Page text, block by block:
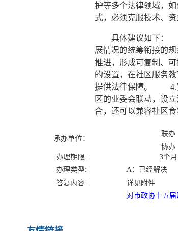
护等多个法律领域，
式，必须克服技术、
具体建议如下： 1.
展情况的统筹衔接的
推进，形成可复制、
的设置，在社区服务
提供法律保障。 4.安
区的业委会联动，设
合，还可以兼容社区
承办单位：
联办
协办
办理期限:
3个月
办理类型:
A：已经解决
答复内容:
详见附件
对市政协十五